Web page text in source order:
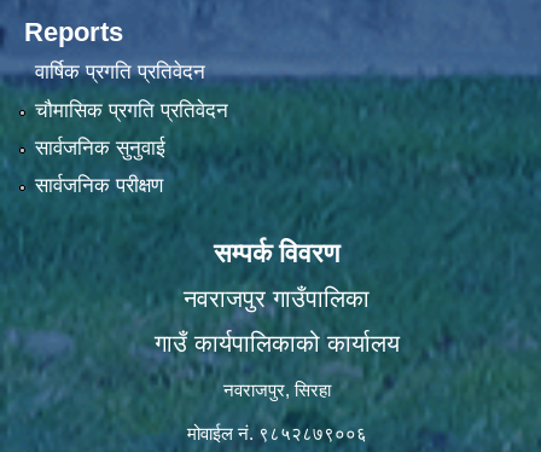
Reports
वार्षिक प्रगति प्रतिवेदन
चौमासिक प्रगति प्रतिवेदन
सार्वजनिक सुनुवाई
सार्वजनिक परीक्षण
सम्पर्क विवरण
नवराजपुर गाउँपालिका
गाउँ कार्यपालिकाको कार्यालय
नवराजपुर, सिरहा
मोवाईल नं. ९८५२८७९००६